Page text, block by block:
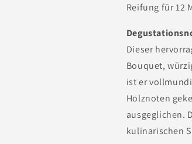
Reifung für 12
Dieser
Bouquet,
ist er
Holznoten
ausgeglichen.
kulinarischen